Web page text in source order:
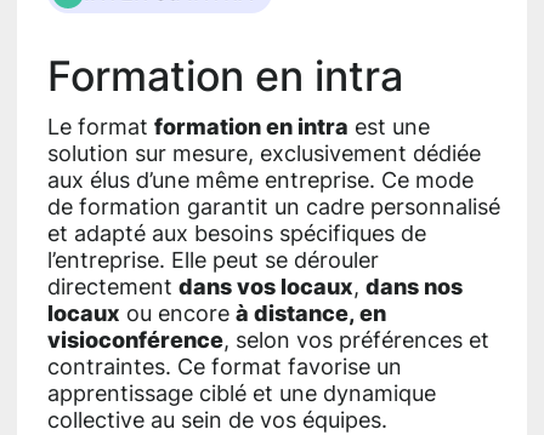
Formation en intra
Le format formation en intra est une
solution sur mesure, exclusivement dédiée
aux élus d’une même entreprise. Ce mode
de formation garantit un cadre personnalisé
et adapté aux besoins spécifiques de
l’entreprise. Elle peut se dérouler
directement dans vos locaux, dans nos
locaux ou encore à distance, en
visioconférence, selon vos préférences et
contraintes. Ce format favorise un
apprentissage ciblé et une dynamique
collective au sein de vos équipes.